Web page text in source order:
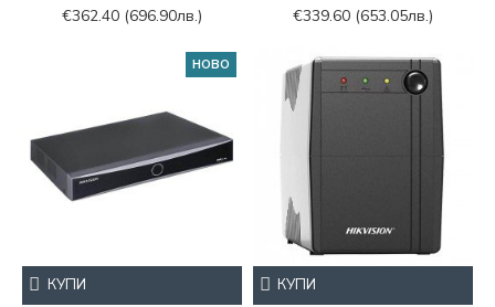
€362.40 (696.90лв.)
€339.60 (653.05лв.)
НОВО
КУПИ КУПИ